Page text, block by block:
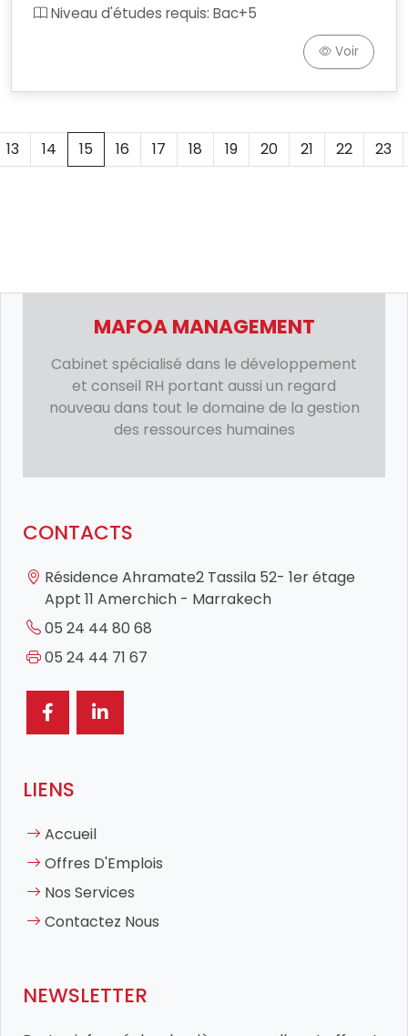
Niveau d'études requis: Bac+5
Voir
13 14 15 16 17 18 19 20 21 22 23
MAFOA MANAGEMENT
Cabinet spécialisé dans le développement
et conseil RH portant aussi un regard
nouveau dans tout le domaine de la gestion
des ressources humaines
CONTACTS
Résidence Ahramate2 Tassila 52- 1er étage
Appt 11 Amerchich - Marrakech
05 24 44 80 68
05 24 44 71 67
LIENS
Accueil
Offres D'Emplois
Nos Services
Contactez Nous
NEWSLETTER